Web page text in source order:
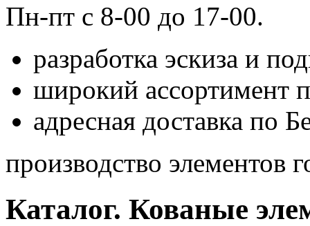
Пн-пт c 8-00 до 17-00.
разработка эскиза и
широкий ассортимент
адресная доставка по
производство элементов
Каталог. Кованые